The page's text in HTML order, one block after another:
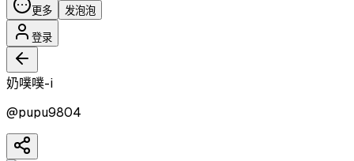
更多 发泡泡
登录
奶噗噗-i
@pupu9804